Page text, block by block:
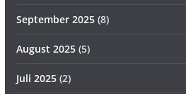
September 2025(8)
August 2025(5)
Juli 2025(2)